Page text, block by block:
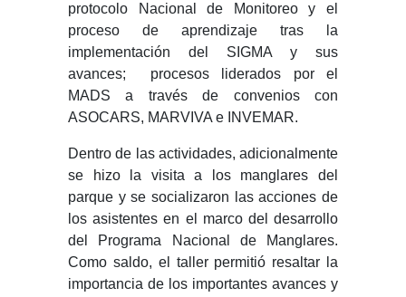
protocolo Nacional de Monitoreo y el
proceso de aprendizaje tras la
implementación del SIGMA y sus
avances; procesos liderados por el
MADS a través de convenios con
ASOCARS, MARVIVA e INVEMAR.
Dentro de las actividades, adicionalmente
se hizo la visita a los manglares del
parque y se socializaron las acciones de
los asistentes en el marco del desarrollo
del Programa Nacional de Manglares.
Como saldo, el taller permitió resaltar la
importancia de los importantes avances y